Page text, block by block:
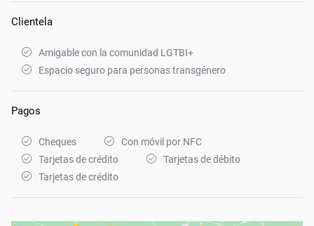
Clientela
Amigable con la comunidad LGTBI+
Espacio seguro para personas transgénero
Pagos
Cheques
Con móvil por NFC
Tarjetas de crédito
Tarjetas de débito
Tarjetas de crédito